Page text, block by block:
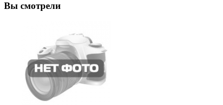
Вы смотрели